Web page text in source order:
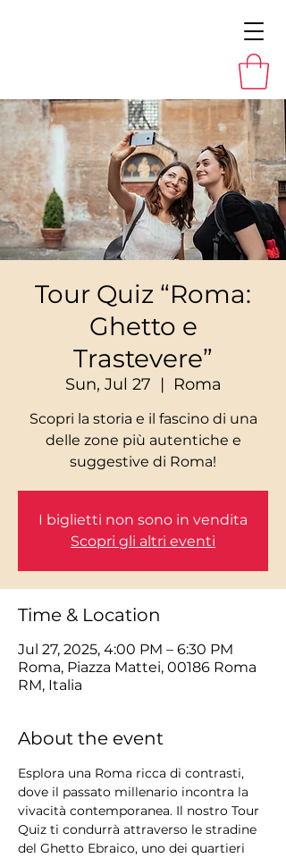
Tour Quiz “Roma:
Ghetto e
Trastevere”
Sun, Jul 27
  |
Roma
Scopri la storia e il fascino di una
delle zone più autentiche e
I biglietti non sono in vendita
Scopri gli altri eventi
Time & Location
Jul 27, 2025, 4:00 PM – 6:30 PM
Roma, Piazza Mattei, 00186 Roma
RM, Italia
About the event
Esplora una Roma ricca di contrasti,
dove il passato millenario incontra la
vivacità contemporanea. Il nostro Tour
Quiz ti condurrà attraverso le stradine
del Ghetto Ebraico, uno dei quartieri